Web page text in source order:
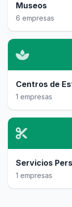
Museos
6 empresas
Centros de
1 empresas
Servicios
1 empresas